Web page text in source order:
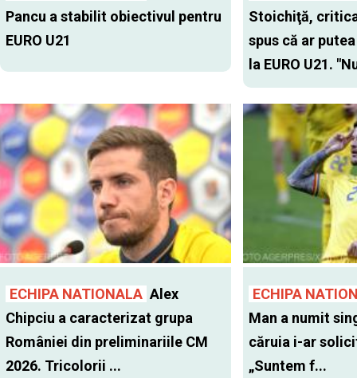
Pancu a stabilit obiectivul pentru
EURO U21
Stoichiţă,
spus că ar
la EURO U21.
ECHIPA NATIONALA Alex
Chipciu a caracterizat grupa
României din preliminariile CM
2026. Tricolorii ...
ECHIPA
Man a numit
căruia i-ar
„Suntem f...